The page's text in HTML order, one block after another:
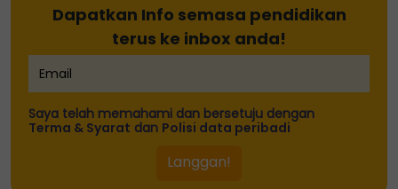
Dapatkan Info semasa pendidikan
terus ke inbox anda!
Saya telah memahami dan bersetuju dengan
Terma & Syarat dan Polisi data peribadi